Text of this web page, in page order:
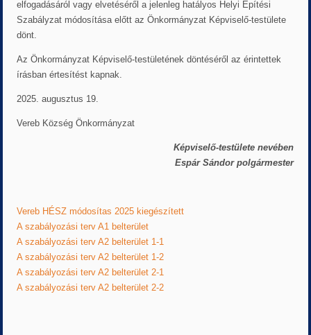
elfogadásáról vagy elvetéséről a jelenleg hatályos Helyi Építési
Szabályzat módosítása előtt az Önkormányzat Képviselő-testülete
dönt.
Az Önkormányzat Képviselő-testületének döntéséről az érintettek
írásban értesítést kapnak.
2025. augusztus 19.
Vereb Község Önkormányzat
Képviselő-testülete nevében
Espár Sándor polgármester
Vereb HÉSZ módosítas 2025 kiegészített
A szabályozási terv A1 belterület
A szabályozási terv A2 belterület 1-1
A szabályozási terv A2 belterület 1-2
A szabályozási terv A2 belterület 2-1
A szabályozási terv A2 belterület 2-2